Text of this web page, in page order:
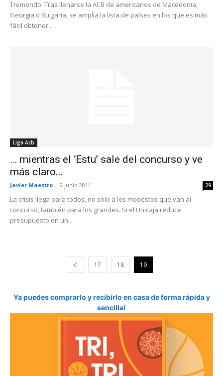
Tremendo. Tras llenarse la ACB de americanos de Macedonia,
Georgia o Bulgaria, se amplía la lista de países en los que es más
fácil obtener...
Liga Acb
… mientras el ‘Estu’ sale del concurso y ve
más claro...
Javier Maestro - 9 junio 2011 29
La crisis llega para todos, no sólo a los modestos que van al
concurso, también para los grandes. Si el Unicaja reduce
presupuesto en un...
17 18 19
Ya puedes comprarlo y recibirlo en casa de forma rápida y
sencilla!